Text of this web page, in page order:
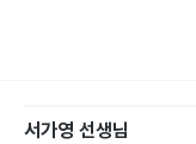
서가영 선생님